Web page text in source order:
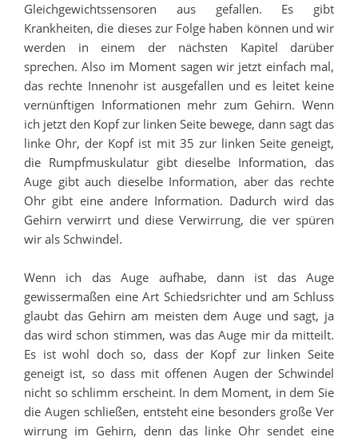
Gleichgewichtssensoren aus gefallen. Es gibt
Krankheiten, die dieses zur Folge haben können und wir
werden in einem der nächsten Kapitel darüber
sprechen. Also im Moment sagen wir jetzt einfach mal,
das rechte Innenohr ist ausgefallen und es leitet keine
vernünftigen Informationen mehr zum Gehirn. Wenn
ich jetzt den Kopf zur linken Seite bewege, dann sagt das
linke Ohr, der Kopf ist mit 35 zur linken Seite geneigt,
die Rumpfmuskulatur gibt dieselbe Information, das
Auge gibt auch dieselbe Information, aber das rechte
Ohr gibt eine andere Information. Dadurch wird das
Gehirn verwirrt und diese Verwirrung, die ver spüren
wir als Schwindel.
Wenn ich das Auge aufhabe, dann ist das Auge
gewissermaßen eine Art Schiedsrichter und am Schluss
glaubt das Gehirn am meisten dem Auge und sagt, ja
das wird schon stimmen, was das Auge mir da mitteilt.
Es ist wohl doch so, dass der Kopf zur linken Seite
geneigt ist, so dass mit offenen Augen der Schwindel
nicht so schlimm erscheint. In dem Moment, in dem Sie
die Augen schließen, entsteht eine besonders große Ver
wirrung im Gehirn, denn das linke Ohr sendet eine